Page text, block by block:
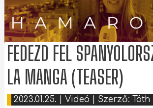
FEDEZD FEL
LA MANGA (TEASER)
2023.01.25. Videó | Szerző: